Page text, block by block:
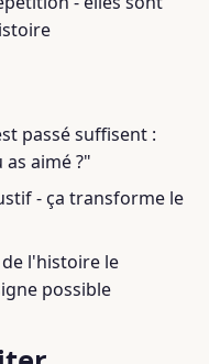
passé suffisent :
aimé ?"
- ça transforme le
l'histoire le
possible